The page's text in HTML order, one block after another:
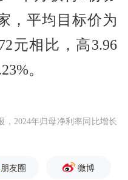
，平均目标价为
元相比，高3.96
。
2024年归母净利率同比增长
朋友圈 微博